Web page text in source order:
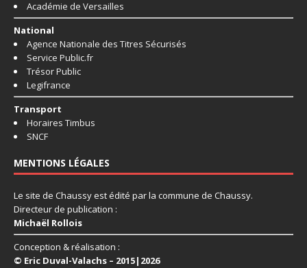
Académie de Versailles
National
Agence Nationale des Titres Sécurisés
Service Public.fr
Trésor Public
Legifrance
Transport
Horaires Timbus
SNCF
MENTIONS LÉGALES
Le site de Chaussy est édité par la commune de Chaussy.
Directeur de publication :
Michaël Rollois
Conception & réalisation :
© Eric Duval-Valachs – 2015|2026